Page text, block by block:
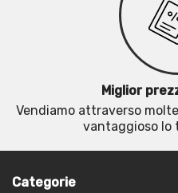
Miglior
Vendiamo attraverso
vantaggioso lo
Categorie